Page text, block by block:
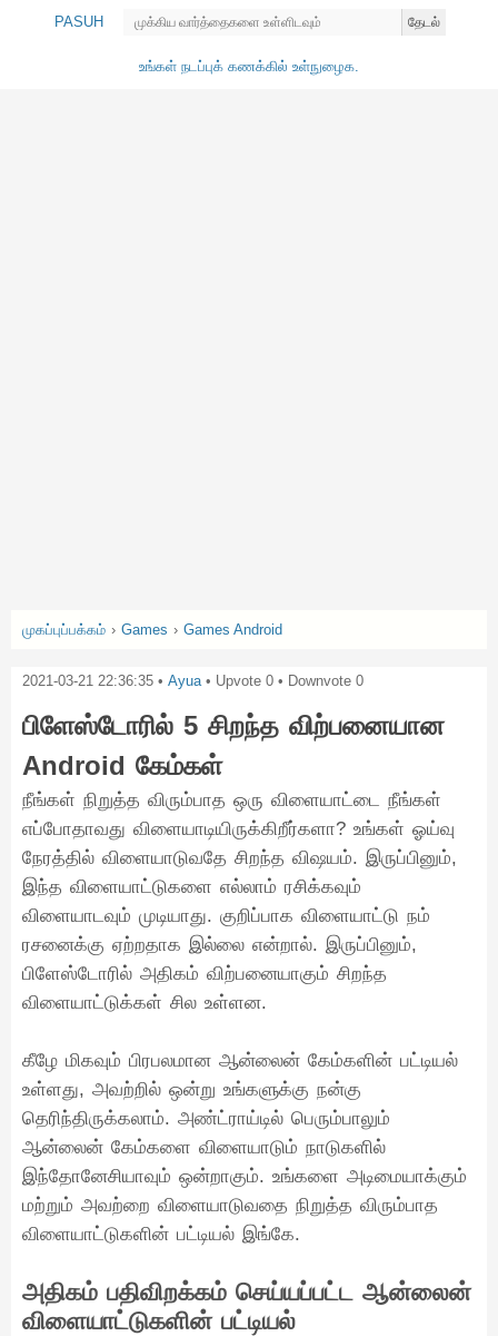
PASUH தேடல்
உங்கள் நடப்புக் கணக்கில் உள்நுழைக.
முகப்புப்பக்கம் › Games › Games Android
2021-03-21 22:36:35 • Ayua• Upvote 0 • Downvote 0
பிளேஸ்டோரில் 5 சிறந்த விற்பனையான
Android கேம்கள்
நீங்கள் நிறுத்த விரும்பாத ஒரு விளையாட்டை நீங்கள்
எப்போதாவது விளையாடியிருக்கிறீர்களா? உங்கள் ஓய்வு
நேரத்தில் விளையாடுவதே சிறந்த விஷயம். இருப்பினும்,
இந்த விளையாட்டுகளை எல்லாம் ரசிக்கவும்
விளையாடவும் முடியாது. குறிப்பாக விளையாட்டு நம்
ரசனைக்கு ஏற்றதாக இல்லை என்றால். இருப்பினும்,
பிளேஸ்டோரில் அதிகம் விற்பனையாகும் சிறந்த
விளையாட்டுக்கள் சில உள்ளன.
கீழே மிகவும் பிரபலமான ஆன்லைன் கேம்களின் பட்டியல்
உள்ளது, அவற்றில் ஒன்று உங்களுக்கு நன்கு
தெரிந்திருக்கலாம். அண்ட்ராய்டில் பெரும்பாலும்
ஆன்லைன் கேம்களை விளையாடும் நாடுகளில்
இந்தோனேசியாவும் ஒன்றாகும். உங்களை அடிமையாக்கும்
மற்றும் அவற்றை விளையாடுவதை நிறுத்த விரும்பாத
விளையாட்டுகளின் பட்டியல் இங்கே.
அதிகம் பதிவிறக்கம் செய்யப்பட்ட ஆன்லைன்
விளையாட்டுகளின் பட்டியல்